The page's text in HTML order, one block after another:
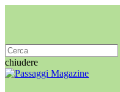
principale
chiudere
Chiudi